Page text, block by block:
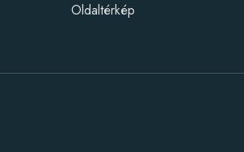
Oldaltérkép